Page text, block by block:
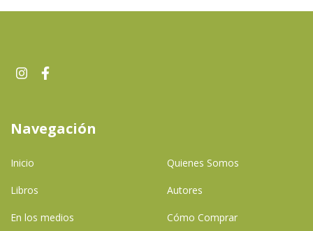
Navegación
Inicio Quienes Somos
Libros Autores
En los medios Cómo Comprar